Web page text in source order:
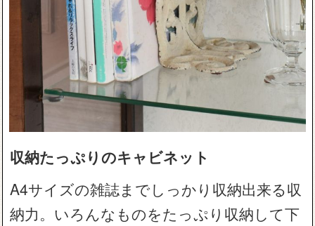
収納たっぷりのキャビネット
A4サイズの雑誌までしっかり収納出来る収
納力。いろんなものをたっぷり収納して下